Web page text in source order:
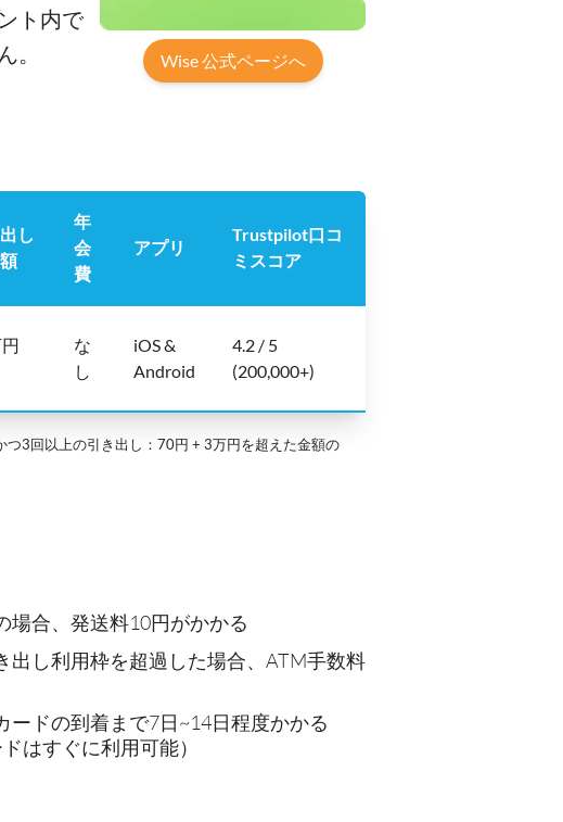
ト内で
。
Wise 公式ページへ
し
年
会
費
アプリ
Trustpilot口コ
ミスコア
な
し
iOS &
Android
4.2 / 5
(200,000+)
3回以上の引き出し：70円 + 3万円を超えた金額の
場合、発送料10円がかかる
出し利用枠を超過した場合、ATM手数料
ードの到着まで7日~14日程度かかる
はすぐに利用可能）